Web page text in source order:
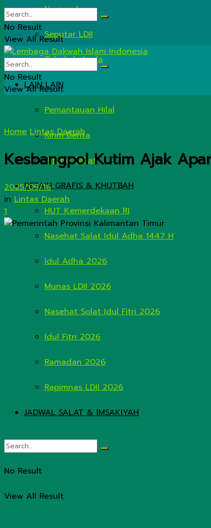
Nasional
Seputar LDII
Tahukah Anda
LAIN LAIN
Pemantauan Hilal
Kirim Berita
Hitung Zakat
DESAIN GRAFIS & KHUTBAH
HUT Kemerdekaan RI
Nasehat Salat Idul Adha 1447 H
Idul Adha 2026
Munas LDII 2026
Nasehat Solat Idul Fitri 2026
Idul Fitri 2026
Ramadan 2026
Rapimnas LDII 2026
JADWAL SALAT & IMSAKIYAH
No Result
View All Result
No Result
View All Result
No Result
View All Result
Home Lintas Daerah
Kesbangpol Kutim Ajak
2025/09/16
in Lintas Daerah
1